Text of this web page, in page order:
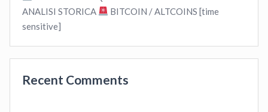
ANALISI STORICA
BITCOIN / ALTCOINS [time
sensitive]
Recent Comments